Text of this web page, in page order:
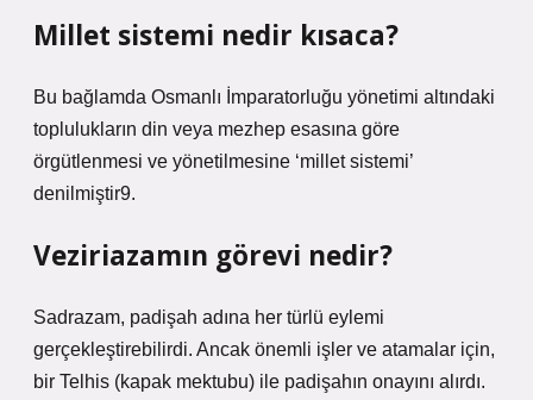
Millet sistemi nedir kısaca?
Bu bağlamda Osmanlı İmparatorluğu yönetimi altındaki
toplulukların din veya mezhep esasına göre
örgütlenmesi ve yönetilmesine ‘millet sistemi’
denilmiştir9.
Veziriazamın görevi nedir?
Sadrazam, padişah adına her türlü eylemi
gerçekleştirebilirdi. Ancak önemli işler ve atamalar için,
bir Telhis (kapak mektubu) ile padişahın onayını alırdı.